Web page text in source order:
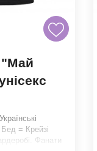
"Май
Бед = Крейзі
Фанати